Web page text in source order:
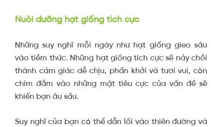
Nuôi dưỡng hạt giống tích cực
Những suy nghĩ mỗi ngày như hạt giống gieo sâu
vào tiềm thức. Những hạt giống tích cực sẽ nảy chồi
thành cảm giác dễ chịu, phấn khởi và tươi vui, còn
chìm đắm vào những mặt tiêu cực của vấn đề sẽ
khiến bạn âu sầu.
Suy nghĩ của bạn có thể dẫn lối vào thiên đường và